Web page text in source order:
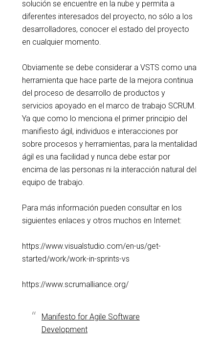
solución se encuentre en la nube y permita a
diferentes interesados del proyecto, no sólo a los
desarrolladores, conocer el estado del proyecto
en cualquier momento.
Obviamente se debe considerar a VSTS como una
herramienta que hace parte de la mejora continua
del proceso de desarrollo de productos y
servicios apoyado en el marco de trabajo SCRUM.
Ya que como lo menciona el primer principio del
manifiesto ágil, individuos e interacciones por
sobre procesos y herramientas, para la mentalidad
ágil es una facilidad y nunca debe estar por
encima de las personas ni la interacción natural del
equipo de trabajo.
Para más información pueden consultar en los
siguientes enlaces y otros muchos en Internet:
https://www.visualstudio.com/en-us/get-
started/work/work-in-sprints-vs
https://www.scrumalliance.org/
Manifesto for Agile Software
Development